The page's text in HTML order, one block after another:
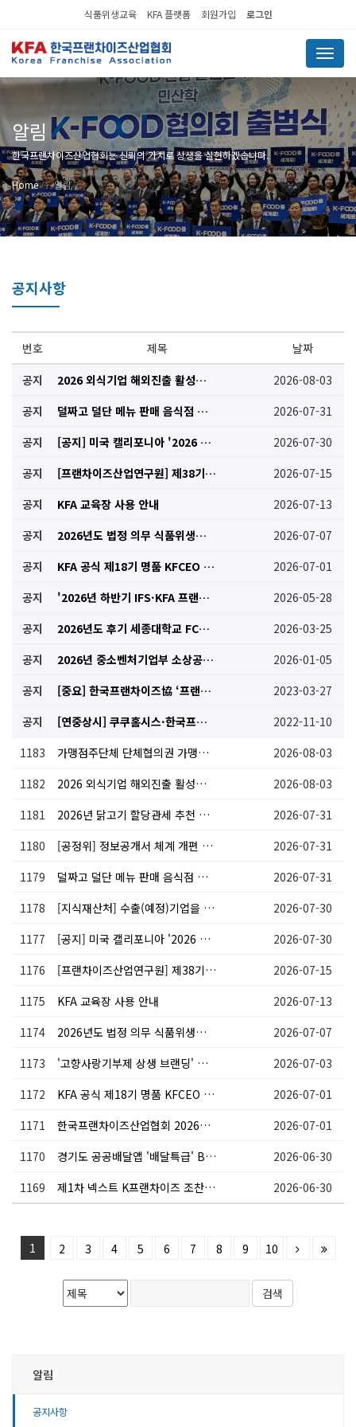
식품위생교육 KFA 플랫폼 회원가입 로그인
Menu
알림
한국프랜차이즈산업협회는 신뢰의 가치로 상생을 실현하겠습니다.
Home 알림
공지사항
번호 제목
날짜
공지
2026 외식기업 해외진출 활성화 워크숍(무료)
2026-08-03
공지
덜짜고 덜단 메뉴 판매 음식점 배달앱 표출 참여업체 모집 공고
2026-07-31
공지
[공지] 미국 캘리포니아 '2026 OC 치맥 페스티벌' 참가사 모집 안내
2026-07-30
공지
[프랜차이즈산업연구원] 제38기 IFIS 최고전문가과정
2026-07-15
공지
KFA 교육장 사용 안내
2026-07-13
공지
2026년도 법정 의무 식품위생교육 수강신청 안내
2026-07-07
공지
KFA 공식 제18기 명품 KFCEO 교육과정 모집 안내
2026-07-01
공지
'2026년 하반기 IFS·KFA 프랜차이즈 박람회' 일정 안내
2026-05-28
공지
2026년도 후기 세종대학교 FCMBA 신입생 모집 안내
2026-03-25
공지
2026년 중소벤처기업부 소상공인 지원사업 통합 공고 안내
2026-01-05
공지
[중요] 한국프랜차이즈協 ‘프랜차이즈 종합지원시스템’ 대국민서비스 개시
2023-03-27
공지
[연중상시] 쿠쿠홈시스·한국프랜차이즈산업협회, 쿠쿠 전 제품 특판 공급
2022-11-10
1183
가맹점주단체 단체협의권 가맹사업법 시행령 입법예고 의견제출(~9.9.(수))
2026-08-03
1182
2026 외식기업 해외진출 활성화 워크숍(무료)
2026-08-03
1181
2026년 닭고기 할당관세 추천 종료 알림('26.7.31)
2026-07-31
1180
[공정위] 정보공개서 체계 개편 관련 가맹사업법 시행령 개정 안내 ('28.1.1. 시행)
2026-07-31
1179
덜짜고 덜단 메뉴 판매 음식점 배달앱 표출 참여업체 모집 공고
2026-07-31
1178
[지식재산처] 수출(예정)기업을 위한「찾아가는 IP 분쟁닥터」현장지원 안내
2026-07-30
1177
[공지] 미국 캘리포니아 '2026 OC 치맥 페스티벌' 참가사 모집 안내
2026-07-30
1176
[프랜차이즈산업연구원] 제38기 IFIS 최고전문가과정
2026-07-15
1175
KFA 교육장 사용 안내
2026-07-13
1174
2026년도 법정 의무 식품위생교육 수강신청 안내
2026-07-07
1173
'고향사랑기부제 상생 브랜딩' 제휴사 모집 안내
2026-07-03
1172
KFA 공식 제18기 명품 KFCEO 교육과정 모집 안내
2026-07-01
1171
한국프랜차이즈산업협회 2026년 닭고기 할당관세 추천 및 수입관리 세부요령 개정 공고
2026-07-01
1170
경기도 공공배달앱 '배달특급' B2B 제휴 프랜차이즈 모집 안내
2026-06-30
1169
제1차 넥스트 K프랜차이즈 조찬 포럼 안내(7.16.목) 2026-06-30
1 2 3 4 5 6 7 8 9 10
알림
공지사항